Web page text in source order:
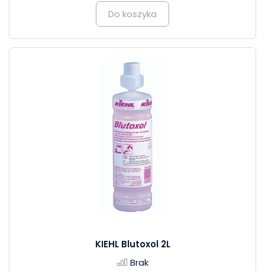
Do koszyka
KIEHL Blutoxol 2L
Brak